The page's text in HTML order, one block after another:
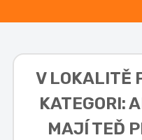
V LOKALITĚ
KATEGORI:
MAJÍ TEĎ